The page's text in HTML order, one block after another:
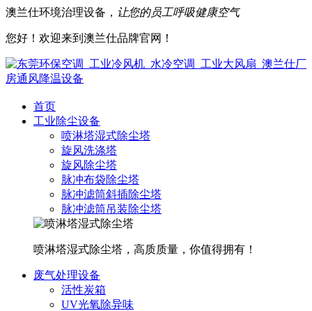
澳兰仕环境治理设备， 让您的员工呼吸健康空气
您好！欢迎来到澳兰仕品牌官网！
首页
工业除尘设备
喷淋塔湿式除尘塔
旋风洗涤塔
旋风除尘塔
脉冲布袋除尘塔
脉冲滤筒斜插除尘塔
脉冲滤筒吊装除尘塔
喷淋塔湿式除尘塔，高质质量，你值得拥有！
废气处理设备
活性炭箱
UV光氧除异味